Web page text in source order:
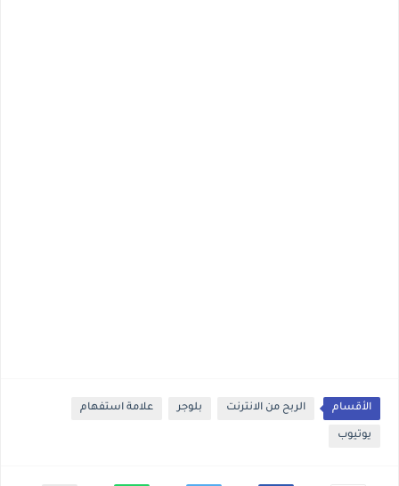
الأقسام الربح من الانترنت بلوجر علامة استفهام
يوتيوب